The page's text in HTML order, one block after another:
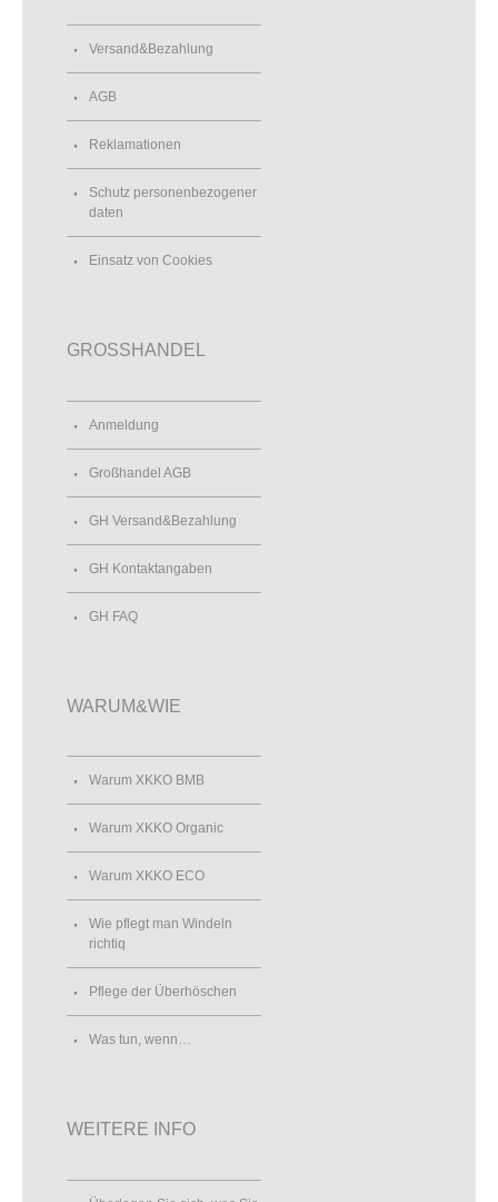
Versand&Bezahlung
AGB
Reklamationen
Schutz personenbezogener
daten
Einsatz von Cookies
GROSSHANDEL
Anmeldung
Großhandel AGB
GH Versand&Bezahlung
GH Kontaktangaben
GH FAQ
WARUM&WIE
Warum XKKO BMB
Warum XKKO Organic
Warum XKKO ECO
Wie pflegt man Windeln
richtiq
Pflege der Überhöschen
Was tun, wenn…
WEITERE INFO